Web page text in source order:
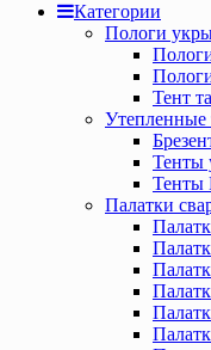
Категории
Пологи
Тент
Утепленные
Тенты
Тенты
Палатки